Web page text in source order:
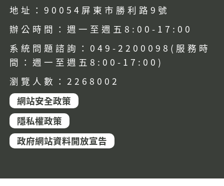
地址：90054屏東市勝利路9號
辦公時間：週一至週五8:00-17:00
系統問題諮詢：049-2200098(服務時
間：週一至週五8:00-17:00)
瀏覽人數：2268002